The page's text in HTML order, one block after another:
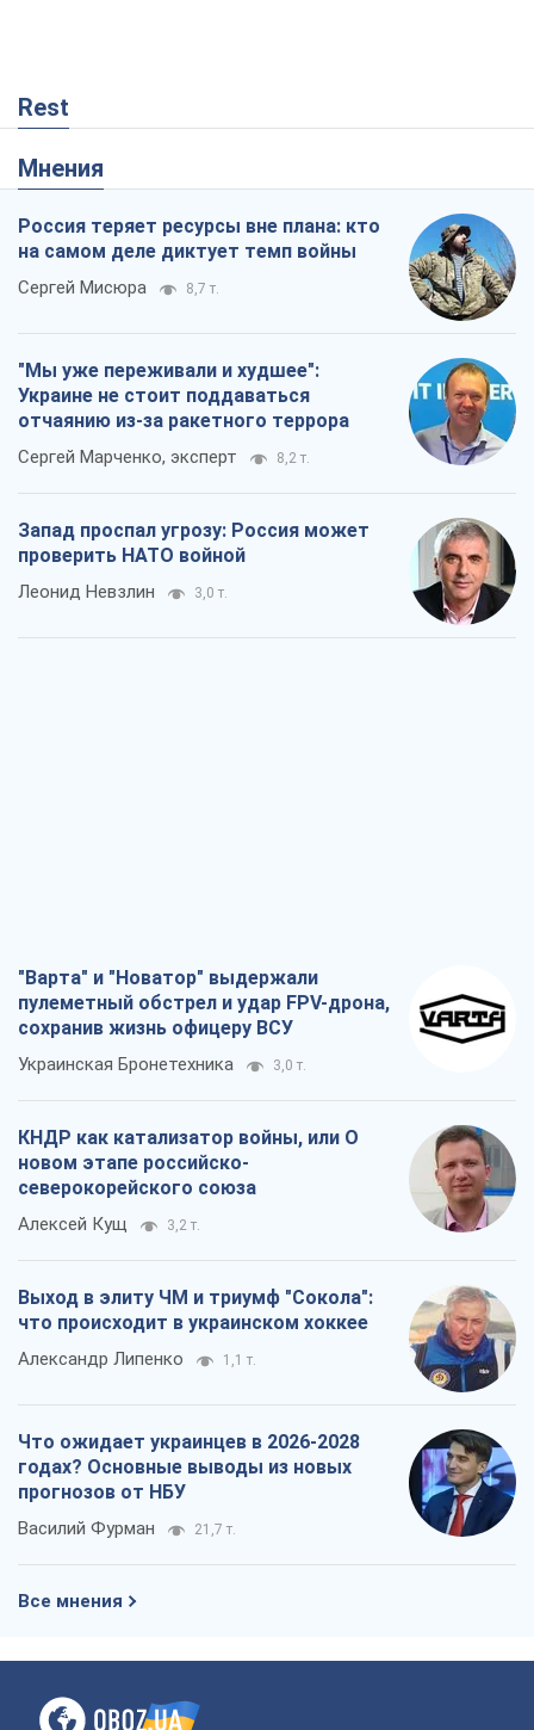
Rest
Мнения
Россия теряет ресурсы вне плана: кто
на самом деле диктует темп войны
Сергей Мисюра 8,7 т.
"Мы уже переживали и худшее":
Украине не стоит поддаваться
отчаянию из-за ракетного террора
Сергей Марченко, эксперт 8,2 т.
Запад проспал угрозу: Россия может
проверить НАТО войной
Леонид Невзлин 3,0 т.
"Варта" и "Новатор" выдержали
пулеметный обстрел и удар FPV-дрона,
сохранив жизнь офицеру ВСУ
Украинская Бронетехника 3,0 т.
КНДР как катализатор войны, или О
новом этапе российско-
северокорейского союза
Алексей Кущ 3,2 т.
Выход в элиту ЧМ и триумф "Сокола":
что происходит в украинском хоккее
Александр Липенко 1,1 т.
Что ожидает украинцев в 2026-2028
годах? Основные выводы из новых
прогнозов от НБУ
Василий Фурман 21,7 т.
Все мнения